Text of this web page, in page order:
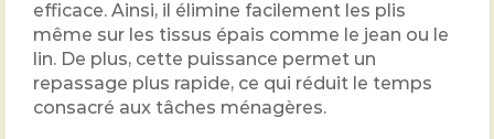
efficace. Ainsi, il élimine facilement les plis
même sur les tissus épais comme le jean ou le
lin. De plus, cette puissance permet un
repassage plus rapide, ce qui réduit le temps
consacré aux tâches ménagères.